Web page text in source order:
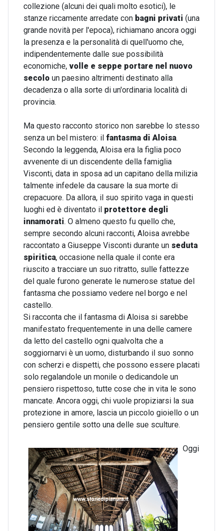
collezione (alcuni dei quali molto esotici), le
stanze riccamente arredate con bagni privati (una
grande novità per l'epoca), richiamano ancora oggi
la presenza e la personalità di quell'uomo che,
indipendentemente dalle sue possibilità
economiche, volle e seppe portare nel nuovo
secolo un paesino altrimenti destinato alla
decadenza o alla sorte di un'ordinaria località di
provincia.
Ma questo racconto storico non sarebbe lo stesso
senza un bel mistero: il fantasma di Aloisa.
Secondo la leggenda, Aloisa era la figlia poco
avvenente di un discendente della famiglia
Visconti, data in sposa ad un capitano della milizia
talmente infedele da causare la sua morte di
crepacuore. Da allora, il suo spirito vaga in questi
luoghi ed è diventato il protettore degli
innamorati. O almeno questo fu quello che,
sempre secondo alcuni racconti, Aloisa avrebbe
raccontato a Giuseppe Visconti durante un seduta
spiritica, occasione nella quale il conte era
riuscito a tracciare un suo ritratto, sulle fattezze
del quale furono generate le numerose statue del
fantasma che possiamo vedere nel borgo e nel
castello.
Si racconta che il fantasma di Aloisa si sarebbe
manifestato frequentemente in una delle camere
da letto del castello ogni qualvolta che a
soggiornarvi è un uomo, disturbando il suo sonno
con scherzi e dispetti, che possono essere placati
solo regalandole un monile o dedicandole un
pensiero rispettoso, tutte cose che in vita le sono
mancate. Ancora oggi, chi vuole propiziarsi la sua
protezione in amore, lascia un piccolo gioiello o un
pensiero gentile sotto una delle sue sculture.
Oggi